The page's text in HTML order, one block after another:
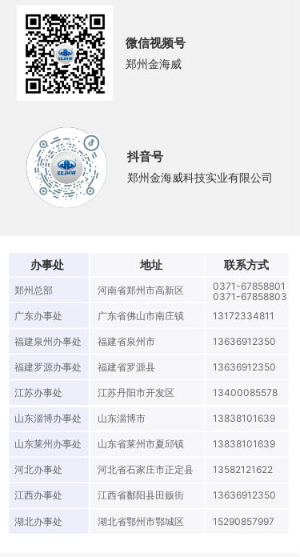
微信视频号
郑州金海威
抖音号
郑州金海威科技实业有限公司
办事处 地址 联系方式
郑州总部
广东办事处
福建泉州办事处
福建罗源办事处
江苏办事处
山东淄博办事处
山东莱州办事处
河北办事处
江西办事处
湖北办事处
河南省郑州市高新区
广东省佛山市南庄镇
福建省泉州市
福建省罗源县
江苏丹阳市开发区
山东淄博市
山东省莱州市夏邱镇
河北省石家庄市正定县
江西省鄱阳县田贩街
湖北省鄂州市鄂城区
0371-67858801
0371-67858803
13172334811
13636912350
13636912350
13400085578
13838101639
13838101639
13582121622
13636912350
15290857997